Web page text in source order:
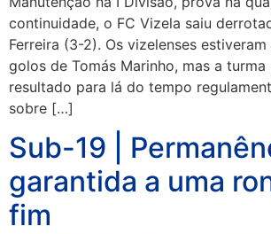
continuidade, o FC Vizela saiu
Ferreira (3-2). Os vizelenses
golos de Tomás Marinho, mas a
resultado para lá do tempo
sobre […]
Sub-19 |
garantida a uma
fim